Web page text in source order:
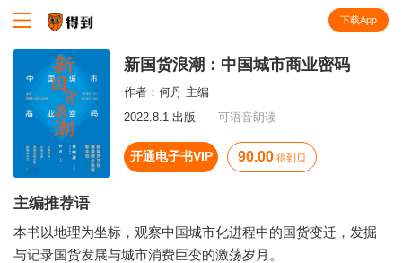
下载App
新国货浪潮：中国城市商业密码
作者： 何丹 主编
2022.8.1 出版
可语音朗读
开通电子书VIP 90.00 得到贝
主编推荐语
本书以地理为坐标，观察中国城市化进程中的国货变迁，发掘
与记录国货发展与城市消费巨变的激荡岁月。